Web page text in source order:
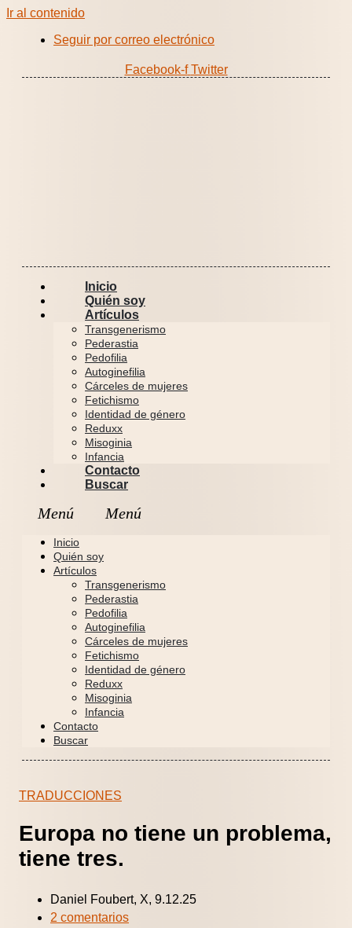
Ir al contenido
Seguir por correo electrónico
Facebook-f Twitter
Inicio
Quién soy
Artículos
Transgenerismo
Pederastia
Pedofilia
Autoginefilia
Cárceles de mujeres
Fetichismo
Identidad de género
Reduxx
Misoginia
Infancia
Contacto
Buscar
Inicio
Quién soy
Artículos
Transgenerismo
Pederastia
Pedofilia
Autoginefilia
Cárceles de mujeres
Fetichismo
Identidad de género
Reduxx
Misoginia
Infancia
Contacto
Buscar
TRADUCCIONES
Europa no tiene un problema,
tiene tres.
Daniel Foubert, X, 9.12.25
2 comentarios